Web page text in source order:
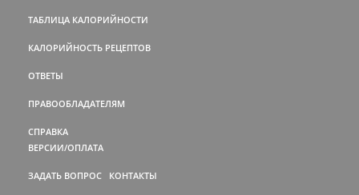
ТАБЛИЦА КАЛОРИЙНОСТИ
КАЛОРИЙНОСТЬ РЕЦЕПТОВ
ОТВЕТЫ
ПРАВООБЛАДАТЕЛЯМ
СПРАВКА
ВЕРСИИ/ОПЛАТА
ЗАДАТЬ ВОПРОС КОНТАКТЫ